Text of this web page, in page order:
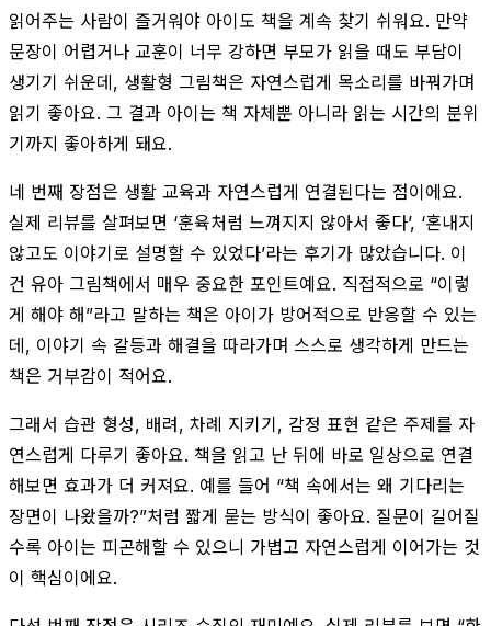
읽어주는 사람이 즐거워야 아이도 책을 계속 찾기 쉬워요. 만약
문장이 어렵거나 교훈이 너무 강하면 부모가 읽을 때도 부담이
생기기 쉬운데, 생활형 그림책은 자연스럽게 목소리를 바꿔가며
읽기 좋아요. 그 결과 아이는 책 자체뿐 아니라 읽는 시간의 분위
기까지 좋아하게 돼요.
네 번째 장점은 생활 교육과 자연스럽게 연결된다는 점이에요.
실제 리뷰를 살펴보면 ‘훈육처럼 느껴지지 않아서 좋다’, ‘혼내지
않고도 이야기로 설명할 수 있었다’라는 후기가 많았습니다. 이
건 유아 그림책에서 매우 중요한 포인트예요. 직접적으로 “이렇
게 해야 해”라고 말하는 책은 아이가 방어적으로 반응할 수 있는
데, 이야기 속 갈등과 해결을 따라가며 스스로 생각하게 만드는
책은 거부감이 적어요.
그래서 습관 형성, 배려, 차례 지키기, 감정 표현 같은 주제를 자
연스럽게 다루기 좋아요. 책을 읽고 난 뒤에 바로 일상으로 연결
해보면 효과가 더 커져요. 예를 들어 “책 속에서는 왜 기다리는
장면이 나왔을까?”처럼 짧게 묻는 방식이 좋아요. 질문이 길어질
수록 아이는 피곤해할 수 있으니 가볍고 자연스럽게 이어가는 것
이 핵심이에요.